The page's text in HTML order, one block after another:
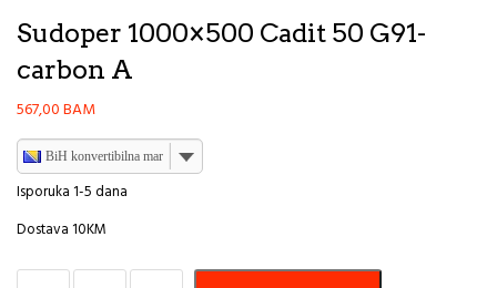
Sudoper 1000×500 Cadit 50 G91-
carbon A
567,00BAM
BiH konvertibilna marka
Isporuka 1-5 dana
Dostava 10KM
Sudoper